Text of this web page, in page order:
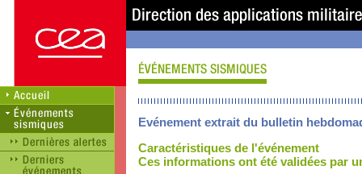
Evénement extrait du bulletin
Caractéristiques de l'événement
Ces informations ont été validées par